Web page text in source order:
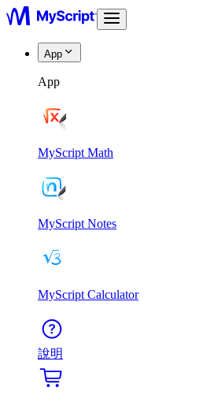
App
App
MyScript Math
MyScript Notes
MyScript Calculator
說明